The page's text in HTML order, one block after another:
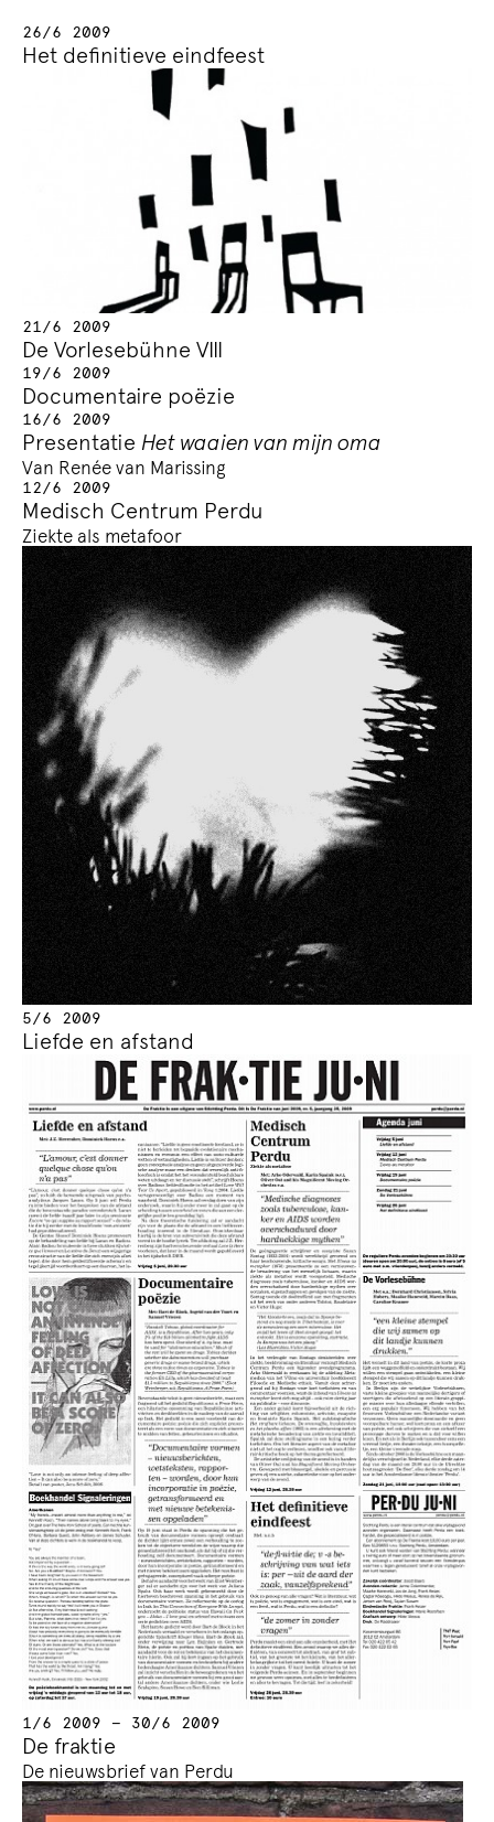
26/6 2009
Het definitieve eindfeest
21/6 2009
De Vorlesebühne VIII
19/6 2009
Documentaire poëzie
16/6 2009
Presentatie Het waaien van mijn oma
Van Renée van Marissing
12/6 2009
Medisch Centrum Perdu
Ziekte als metafoor
5/6 2009
Liefde en afstand
1/6 2009 — 30/6 2009
De fraktie
De nieuwsbrief van Perdu